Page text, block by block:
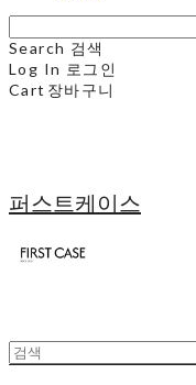
Search 검색
Log In 로그인
Cart 장바구니
퍼스트케이스